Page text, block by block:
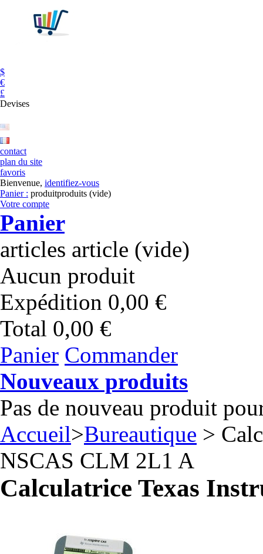
$
€
£
Devises
contact
plan du site
favoris
Bienvenue, identifiez-vous
Panier : produitproduits (vide)
Votre compte
Panier
articles article (vide)
Aucun produit
Expédition 0,00 €
Total 0,00 €
Panier Commander
Nouveaux produits
Pas de nouveau produit
Accueil>Bureautique >
NSCAS CLM 2L1 A
Calculatrice Texas